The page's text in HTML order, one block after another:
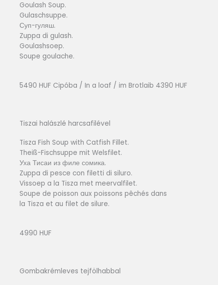
Goulash Soup.
Gulaschsuppe.
Суп-гуляш.
Zuppa di gulash.
Goulashsoep.
Soupe goulache.
5490 HUF Cipóba / In a loaf / im Brotlaib 4390 HUF
Tiszai halászlé harcsafilével
Tisza Fish Soup with Catfish Fillet.
Theiß-Fischsuppe mit Welsfilet.
Уха Тисаи из филе сомика.
Zuppa di pesce con filetti di siluro.
Vissoep a la Tisza met meervalfilet.
Soupe de poisson aux poissons pêchés dans
la Tisza et au filet de silure.
4990 HUF
Gombakrémleves tejfölhabbal